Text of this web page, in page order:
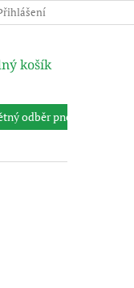
košík
odběr pneumatik